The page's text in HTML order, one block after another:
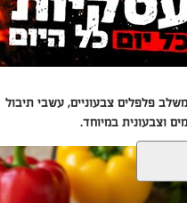
פלפלים צבעוניים, עשבי תיבול
וצבעונית במיוחד.